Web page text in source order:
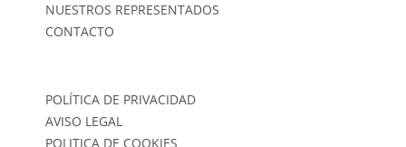
NUESTROS REPRESENTADOS
CONTACTO
POLÍTICA DE PRIVACIDAD
AVISO LEGAL
POLITICA DE COOKIES